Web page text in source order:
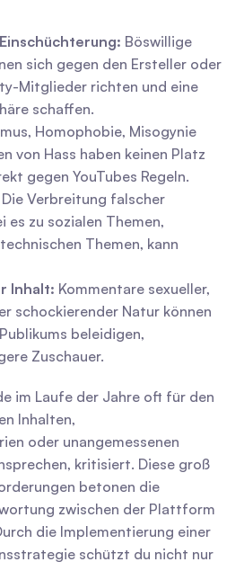
Böswillige
sich gegen den Ersteller oder
Mitglieder richten und eine
schaffen.
Homophobie, Misogynie
von Hass haben keinen Platz
gegen YouTubes Regeln.
Die Verbreitung falscher
es zu sozialen Themen,
Themen, kann
Inhalt: Kommentare sexueller,
schockierender Natur können
beleidigen,
Zuschauer.
im Laufe der Jahre oft für den
Inhalten,
oder unangemessenen
kritisiert. Diese groß
betonen die
zwischen der Plattform
die Implementierung einer
schützt du nicht nur